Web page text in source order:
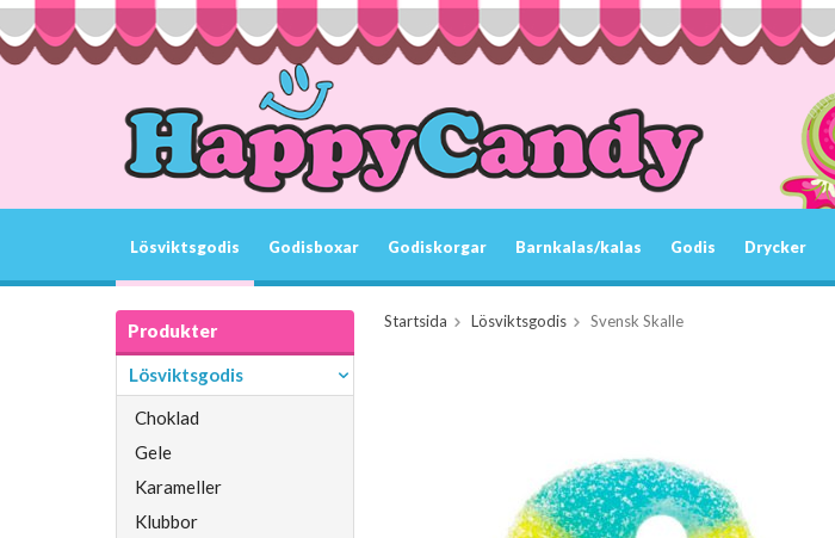
Lösviktsgodis Godisboxar Godiskorgar Barnkalas/kalas Godis Drycker
Produkter
Lösviktsgodis
Choklad
Gele
Karameller
Klubbor
Startsida Lösviktsgodis Svensk Skalle